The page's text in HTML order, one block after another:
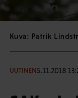
Kuva: Patrik
UUTINEN5.11.2018